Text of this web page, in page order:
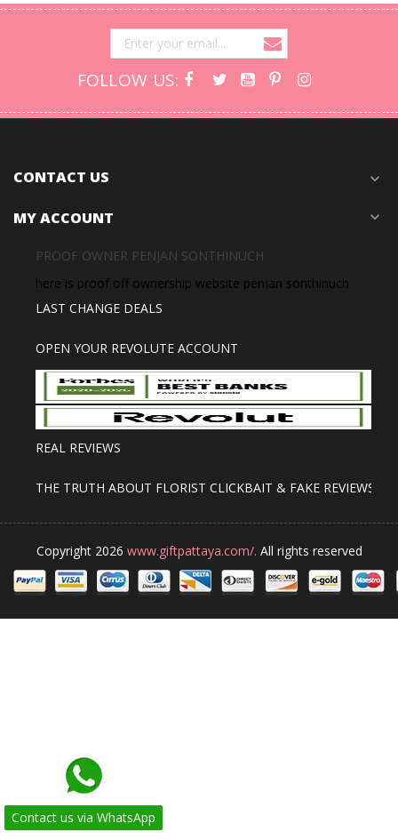
FOLLOW US:
CONTACT US expand_more
MY ACCOUNT expand_more
PROOF OWNER PENJAN SONTHINUCH
here is proof off ownership website penjan sonthinuch
LAST CHANGE DEALS
OPEN YOUR REVOLUTE ACCOUNT
REAL REVIEWS
THE TRUTH ABOUT FLORIST CLICKBAIT & FAKE REVIEWS
Contact us via WhatsApp
Copyright 2026 www.giftpattaya.com/. All rights reserved